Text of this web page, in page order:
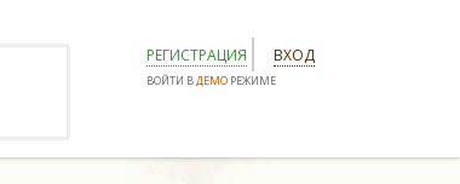
РЕГИСТРАЦИЯ ВХОД
ВОЙТИ ВДЕМО РЕЖИМЕ